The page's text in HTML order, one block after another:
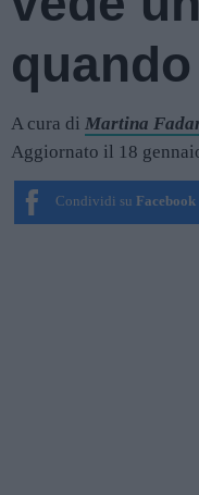
A cura di Martina
Aggiornato il 18
Condividi su Facebook